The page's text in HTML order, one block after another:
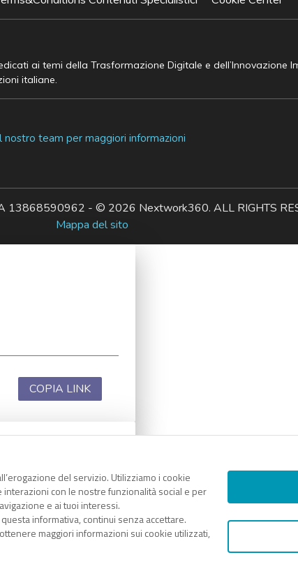
del servizio. Utilizziamo i cookie
con le nostre funzionalità social e per
e ai tuoi interessi.
questa informativa, continui senza accettare.
maggiori informazioni sui cookie utilizzati,
ai temi della Trasformazione Digitale e dell’Innovazione
italiane.
nostro team per maggiori informazioni
13868590962 - © 2026 Nextwork360. ALL RIGHTS
Mappa del sito
COPIA LINK